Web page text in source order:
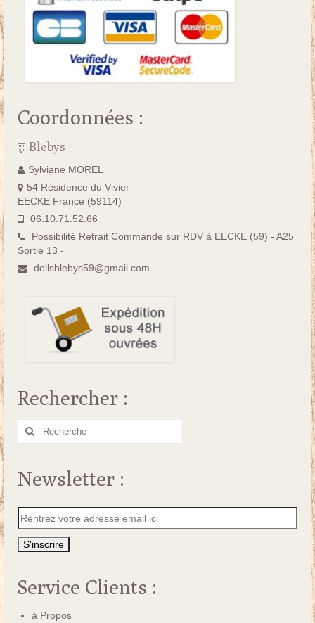
Coordonnées :
Blebys
Sylviane MOREL
54 Résidence du Vivier
EECKE France (59114)
06.10.71.52.66
Possibilité Retrait Commande sur RDV à EECKE (59) - A25
Sortie 13 -
dollsblebys59@gmail.com
Rechercher :
Rechercher
Newsletter :
Service Clients :
à Propos